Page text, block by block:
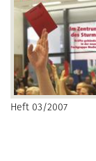
Heft 03/2007